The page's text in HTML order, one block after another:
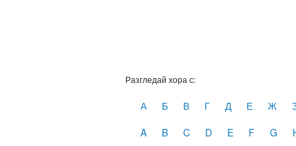
Разгледай хора с:
А Б В Г Д Е Ж
A
B C D E F G